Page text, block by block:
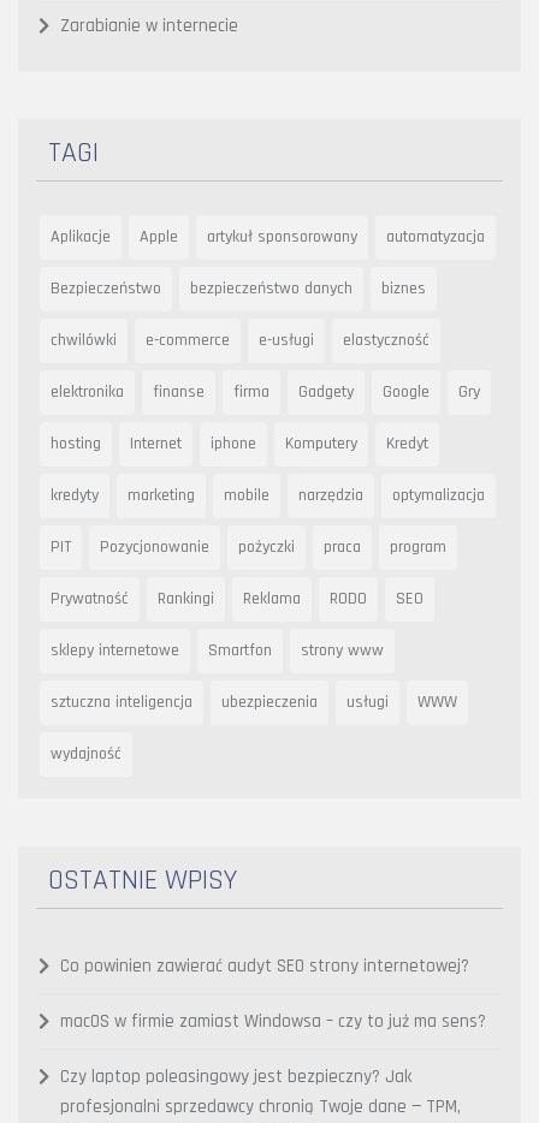
Zarabianie w internecie
TAGI
Aplikacje Apple artykuł sponsorowany automatyzacja
Bezpieczeństwo bezpieczeństwo danych biznes
chwilówki e-commerce e-usługi elastyczność
elektronika finanse firma Gadgety Google Gry
hosting Internet iphone Komputery Kredyt
kredyty marketing mobile narzędzia optymalizacja
PIT Pozycjonowanie pożyczki praca program
Prywatność Rankingi Reklama RODO SEO
sklepy internetowe Smartfon strony www
sztuczna inteligencja ubezpieczenia usługi WWW
wydajność
OSTATNIE WPISY
Co powinien zawierać audyt SEO strony internetowej?
macOS w firmie zamiast Windowsa – czy to już ma sens?
Czy laptop poleasingowy jest bezpieczny? Jak
profesjonalni sprzedawcy chronią Twoje dane — TPM,